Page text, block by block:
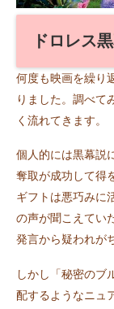
ドロレス
何度も映画を繰り
りました。調べて
く流れてきます。
個人的には黒幕説
奪取が成功して得
ギフトは悪巧みに
の声が聞こえてい
発言から疑われが
しかし「秘密のブ
配するようなニュ